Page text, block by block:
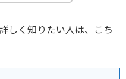
しく知りたい人は、こち